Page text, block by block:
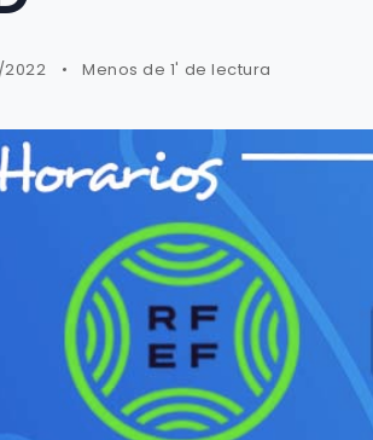
Menos de 1' de lectura